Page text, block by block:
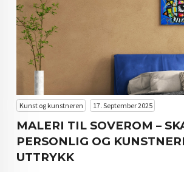
ARTIKLER OM KUNST
INTERIØR OG KUNST
KUNST INVESTERING
KUNSTSTILER
FARGETEORI
KJØP KUNST TIL SALGS
POP ART
Kunst og kunstneren 17. September 2025
MALERI TIL SOVEROM –
PERSONLIG OG
UTTRYKK